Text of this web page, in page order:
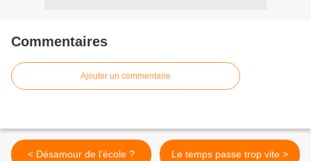
Commentaires
Ajouter un commentaire
< Désamour de l’école ? Le temps passe trop vite >